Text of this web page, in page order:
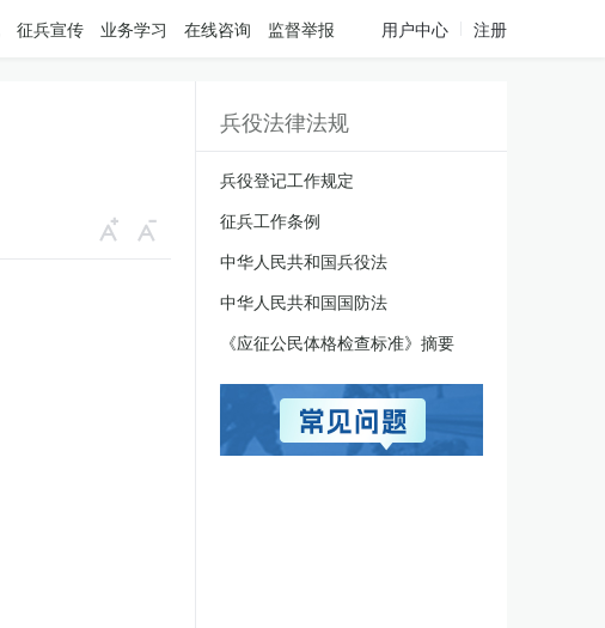
征兵宣传 业务学习 在线咨询 监督举报 用户中心 注册
兵役法律法规
兵役登记工作规定
征兵工作条例
中华人民共和国兵役法
中华人民共和国国防法
《应征公民体格检查标准》摘要